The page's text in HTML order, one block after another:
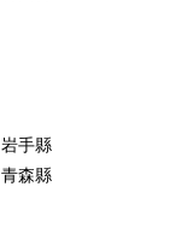
岩手縣
青森縣